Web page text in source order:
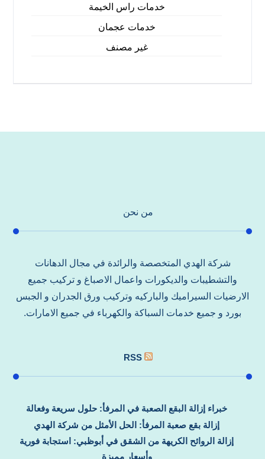
خدمات راس الخيمة
خدمات عجمان
غير مصنف
من نحن
شركة الهدي المتخصصة والرائدة في مجال الدهانات
والتشطيبات والديكورات واعمال الاصباغ و تركيب جميع
الارضيات السيراميك والباركيه وتركيب ورق الجدران و الجبس
بورد و جميع خدمات السباكة والكهرباء في جميع الامارات.
RSS
خبراء إزالة البقع الصعبة في المرفأ: حلول سريعة وفعالة
إزالة بقع صعبة المرفأ: الحل الأمثل من شركة الهدي
إزالة الروائح الكريهة من الشقق في أبوظبي: استجابة فورية
وأسعار مميزة